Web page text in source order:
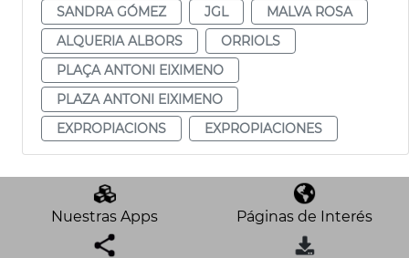
SANDRA GÓMEZ
JGL
MALVA ROSA
ALQUERIA ALBORS
ORRIOLS
PLAÇA ANTONI EIXIMENO
PLAZA ANTONI EIXIMENO
EXPROPIACIONS
EXPROPIACIONES
Nuestras Apps Páginas de Interés